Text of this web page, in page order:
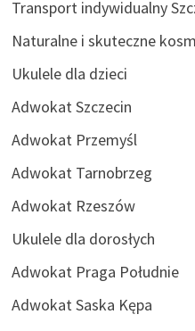
Transport indywidualny
Naturalne i skuteczne
Ukulele dla dzieci
Adwokat Szczecin
Adwokat Przemyśl
Adwokat Tarnobrzeg
Adwokat Rzeszów
Ukulele dla dorosłych
Adwokat Praga Południe
Adwokat Saska Kępa